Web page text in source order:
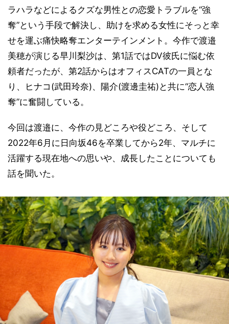
ラハラなどによるクズな男性との恋愛トラブルを“強
奪”という手段で解決し、助けを求める女性にそっと幸
せを運ぶ痛快略奪エンターテインメント。今作で渡邉
美穂が演じる早川梨沙は、第1話ではDV彼氏に悩む依
頼者だったが、第2話からはオフィスCATの一員とな
り、ヒナコ(武田玲奈)、陽介(渡邊圭祐)と共に“恋人強
奪”に奮闘している。
今回は渡邉に、今作の見どころや役どころ、そして
2022年6月に日向坂46を卒業してから2年、マルチに
活躍する現在地への思いや、成長したことについても
話を聞いた。